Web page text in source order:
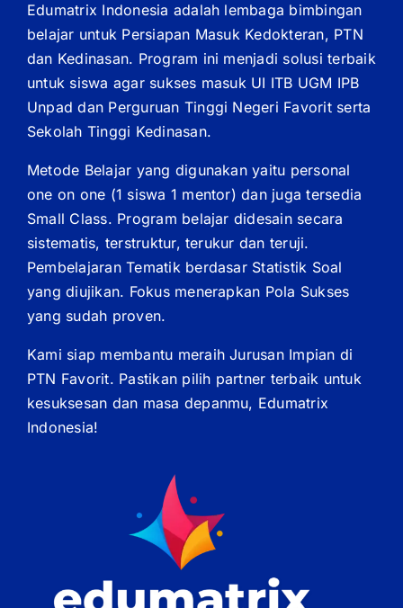
Edumatrix Indonesia adalah lembaga bimbingan
belajar untuk Persiapan Masuk Kedokteran, PTN
dan Kedinasan. Program ini menjadi solusi terbaik
untuk siswa agar sukses masuk UI ITB UGM IPB
Unpad dan Perguruan Tinggi Negeri Favorit serta
Sekolah Tinggi Kedinasan.
Metode Belajar yang digunakan yaitu personal
one on one (1 siswa 1 mentor) dan juga tersedia
Small Class. Program belajar didesain secara
sistematis, terstruktur, terukur dan teruji.
Pembelajaran Tematik berdasar Statistik Soal
yang diujikan. Fokus menerapkan Pola Sukses
yang sudah proven.
Kami siap membantu meraih Jurusan Impian di
PTN Favorit. Pastikan pilih partner terbaik untuk
kesuksesan dan masa depanmu, Edumatrix
Indonesia!